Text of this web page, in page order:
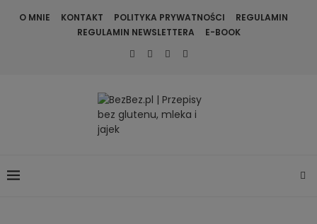
O MNIE KONTAKT POLITYKA PRYWATNOŚCI
REGULAMIN
REGULAMIN NEWSLETTERA
E-BOOK